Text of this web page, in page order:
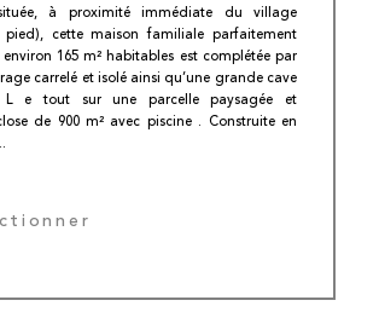
à proximité immédiate du village
pied), cette maison familiale parfaitement
165 m² habitables est complétée par
carrelé et isolé ainsi qu’une grande cave
L e tout sur une parcelle paysagée et
de 900 m² avec piscine . Construite en